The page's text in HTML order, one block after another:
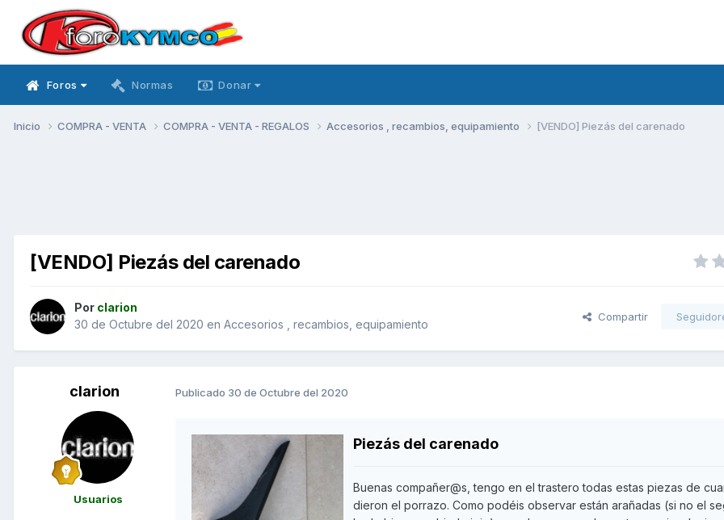
Foros Normas Donar
Inicio COMPRA - VENTA COMPRA - VENTA - REGALOS Accesorios , recambios, equipamiento [VENDO] Piezás del carenado
[VENDO] Piezás del carenado
Por clarion
30 de Octubre del 2020 en Accesorios , recambios, equipamiento
Compartir
clarion
Usuarios
Publicado 30 de Octubre del 2020
Piezás del carenado
Buenas compañer@s, tengo en el trastero todas estas piezas de
dieron el porrazo. Como podéis observar están arañadas (si no el